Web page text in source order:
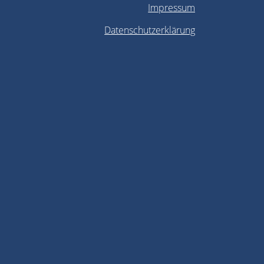
Impressum
Datenschutzerklärung